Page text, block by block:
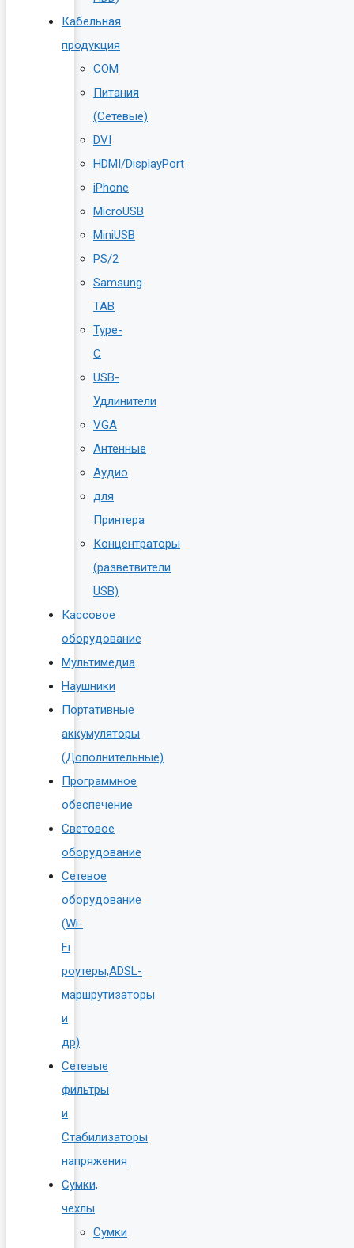
Кабельная
продукция
COM
Питания
(Сетевые)
DVI
HDMI/DisplayPort
iPhone
MicroUSB
MiniUSB
PS/2
Samsung
TAB
Type-
C
USB-
Удлинители
VGA
Антенные
Аудио
для
Принтера
Концентраторы
(разветвители
USB)
Кассовое
оборудование
Мультимедиа
Наушники
Портативные
аккумуляторы
(Дополнительные)
Программное
обеспечение
Световое
оборудование
Сетевое
оборудование
(Wi-
Fi
роутеры,ADSL-
маршрутизаторы
и
др)
Сетевые
фильтры
и
Стабилизаторы
напряжения
Сумки,
чехлы
Сумки